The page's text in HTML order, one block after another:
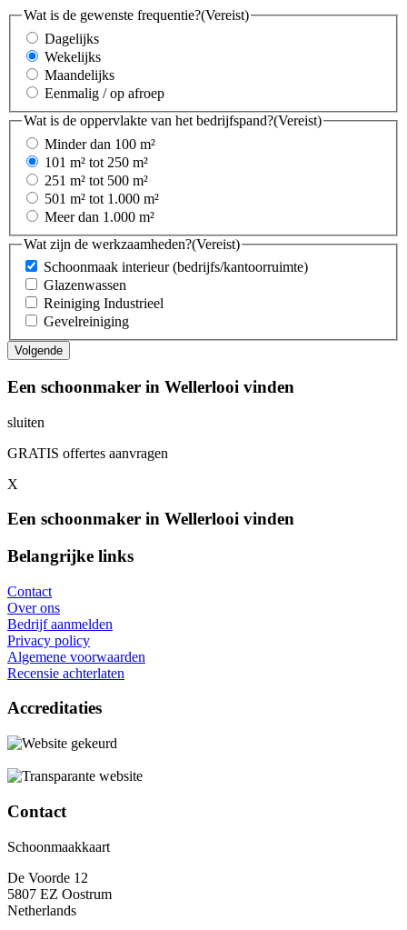
Wat is de gewenste frequentie?(Vereist)
Dagelijks
Wekelijks
Maandelijks
Eenmalig / op afroep
Wat is de oppervlakte van het bedrijfspand?(Vereist)
Minder dan 100 m²
101 m² tot 250 m²
251 m² tot 500 m²
501 m² tot 1.000 m²
Meer dan 1.000 m²
Wat zijn de werkzaamheden?(Vereist)
Schoonmaak interieur (bedrijfs/kantoorruimte)
Glazenwassen
Reiniging Industrieel
Gevelreiniging
Een schoonmaker in Wellerlooi vinden
sluiten
GRATIS offertes aanvragen
X
Een schoonmaker in Wellerlooi vinden
Belangrijke links
Contact
Over ons
Bedrijf aanmelden
Privacy policy
Algemene voorwaarden
Recensie achterlaten
Accreditaties
Contact
Schoonmaakkaart
De Voorde 12
5807 EZ Oostrum
Netherlands